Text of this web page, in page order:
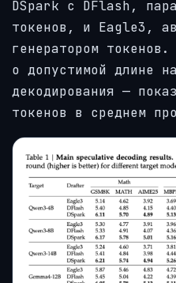
DSpark с DFlash,
токенов, и Eagle3,
генератором
о допустимой длине
декодирования —
токенов в среднем